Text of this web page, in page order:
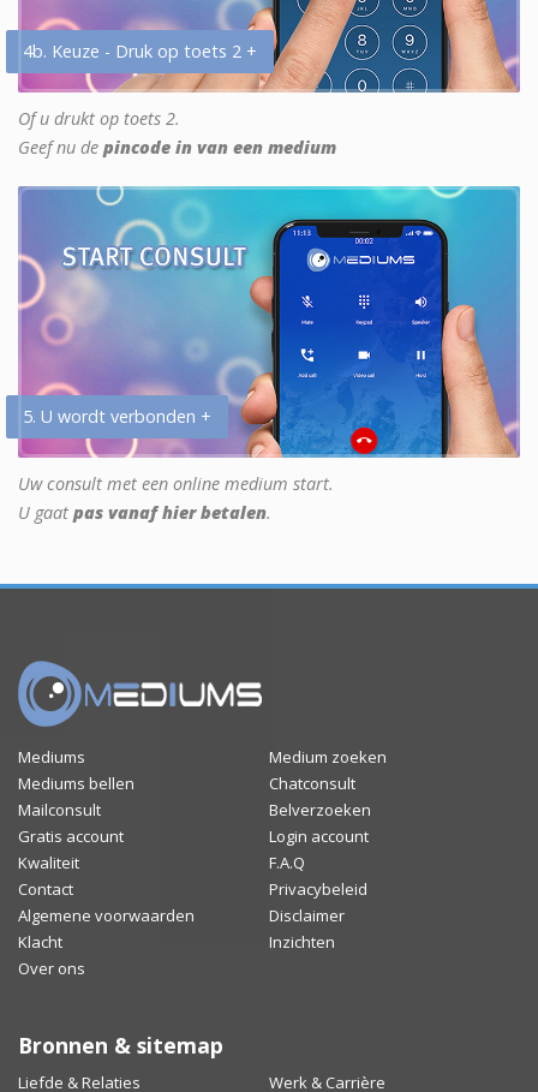
4b. Keuze - Druk op toets 2 +
Of u drukt op toets 2.
Geef nu de pincode in van een medium
5. U wordt verbonden +
Uw consult met een online medium start.
U gaat pas vanaf hier betalen.
Mediums
Medium zoeken
Mediums bellen
Chatconsult
Mailconsult
Belverzoeken
Gratis account
Login account
Kwaliteit
F.A.Q
Contact
Privacybeleid
Algemene voorwaarden
Disclaimer
Klacht
Inzichten
Over ons
Bronnen & sitemap
Liefde & Relaties Werk & Carrière